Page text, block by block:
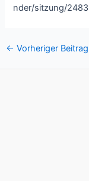
nder/sitzung/2483
Post
← Vorheriger Beitrag